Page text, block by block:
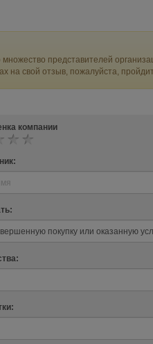
представителей
на свой отзыв, пожалуйста,
компании